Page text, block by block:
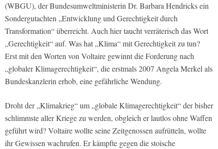
(WBGU), der Bundesumweltministerin Dr. Barbara Hendricks ein
Sondergutachten „Entwicklung und Gerechtigkeit durch
Transformation“ überreicht. Auch hier taucht verräterisch das Wort
„Gerechtigkeit“ auf. Was hat „Klima“ mit Gerechtigkeit zu tun?
Erst mit den Worten von Voltaire gewinnt die Forderung nach
„globaler Klimagerechtigkeit“, die erstmals 2007 Angela Merkel als
Bundeskanzlerin erhob, eine gefährliche Wendung.
Droht der „Klimakrieg“ um „globale Klimagerechtigkeit“ der bisher
schlimmste aller Kriege zu werden, obgleich er lautlos ohne Waffen
geführt wird? Voltaire wollte seine Zeitgenossen aufrütteln, wollte
ihr Gewissen wachrufen. Er kämpfte gegen die stoische